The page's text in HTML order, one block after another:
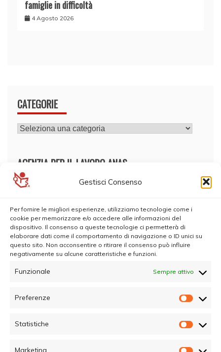
Gestisci Consenso
Per fornire le migliori esperienze, utilizziamo tecnologie come i
cookie per memorizzare e/o accedere alle informazioni del
dispositivo. Il consenso a queste tecnologie ci permetterà di
elaborare dati come il comportamento di navigazione o ID unici su
questo sito. Non acconsentire o ritirare il consenso può influire
negativamente su alcune caratteristiche e funzioni.
Funzionale Sempre attivo
Preferenze
Statistiche
Marketing
famiglie in difficoltà
4 Agosto 2026
CATEGORIE
CATEGORIE
AGENZIA PER IL LAVORO ANAS